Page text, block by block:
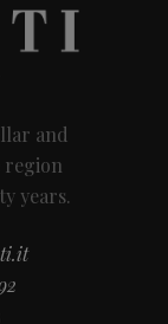
and
region
years.